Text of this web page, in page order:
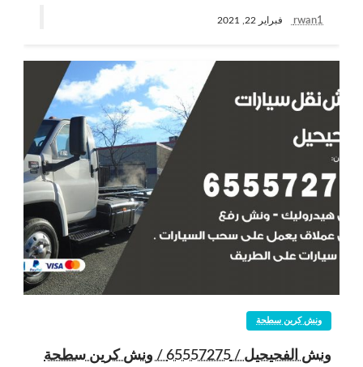
rwan1 فبراير 22, 2021
ونش كرين سطحة
ونش الفحيحيل / 65557275 / ونش كرين سطحة